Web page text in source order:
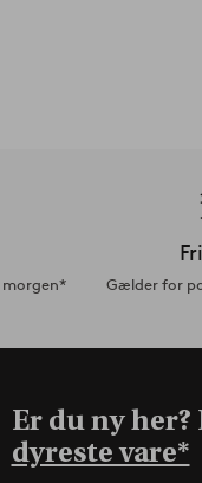
morgen*
Gælder for
Er du ny
dyreste vare*